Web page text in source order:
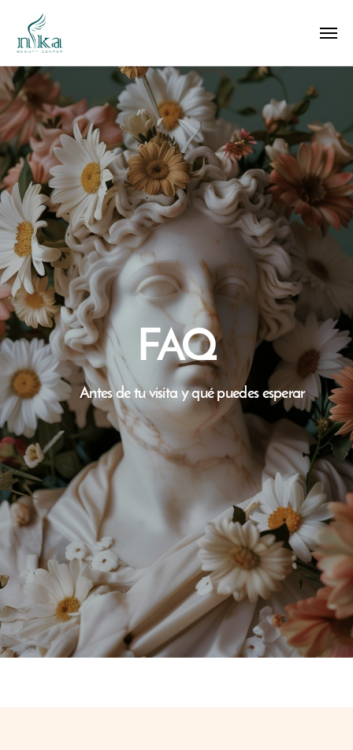
FAQ
Antes de tu visita y qué puedes esperar
Ya sea tu primera visita o si regresas para
tu ritual mensual, aquí encontrarás todo lo
que necesitas saber para prepararte para
tu cita y aprovechar al máximo tu
experiencia.
ANTES DE TU VISITA